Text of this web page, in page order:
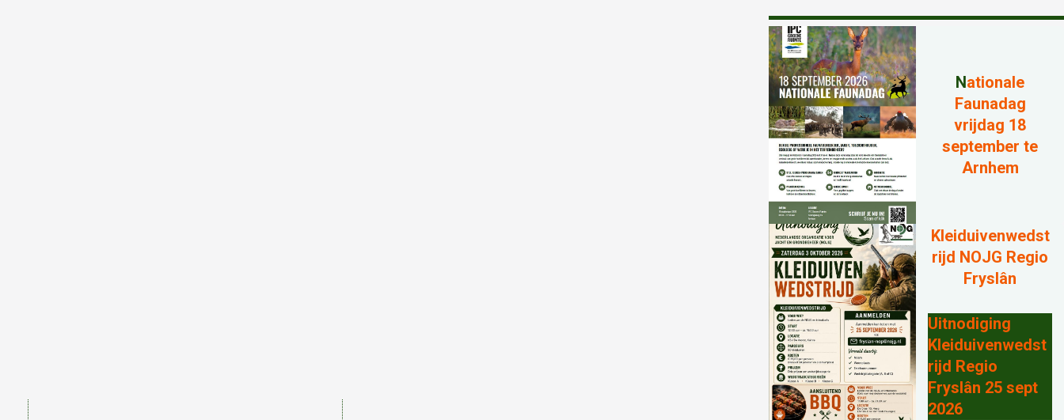
Nationale
Faunadag
vrijdag 18
september te
Arnhem
Kleiduivenwedst
rijd NOJG Regio
Fryslân
Uitnodiging
Kleiduivenwedst
rijd Regio
Fryslân 25 sept
2026